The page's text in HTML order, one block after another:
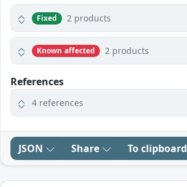
Fixed 2 products
Known affected 2 products
References
4 references
JSON Share To clipboard